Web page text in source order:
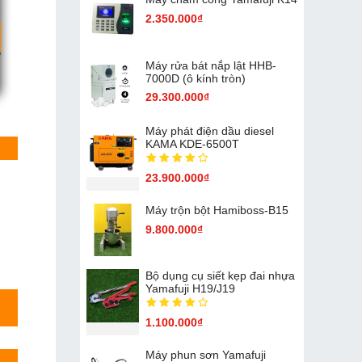
2.350.000₫
Máy rửa bát nắp lật HHB-
7000D (ô kính tròn)
29.300.000₫
Máy phát điện dầu diesel
KAMA KDE-6500T
23.900.000₫
Máy trộn bột Hamiboss-B15
9.800.000₫
Bộ dụng cụ siết kẹp đai nhựa
Yamafuji H19/J19
1.100.000₫
Máy phun sơn Yamafuji